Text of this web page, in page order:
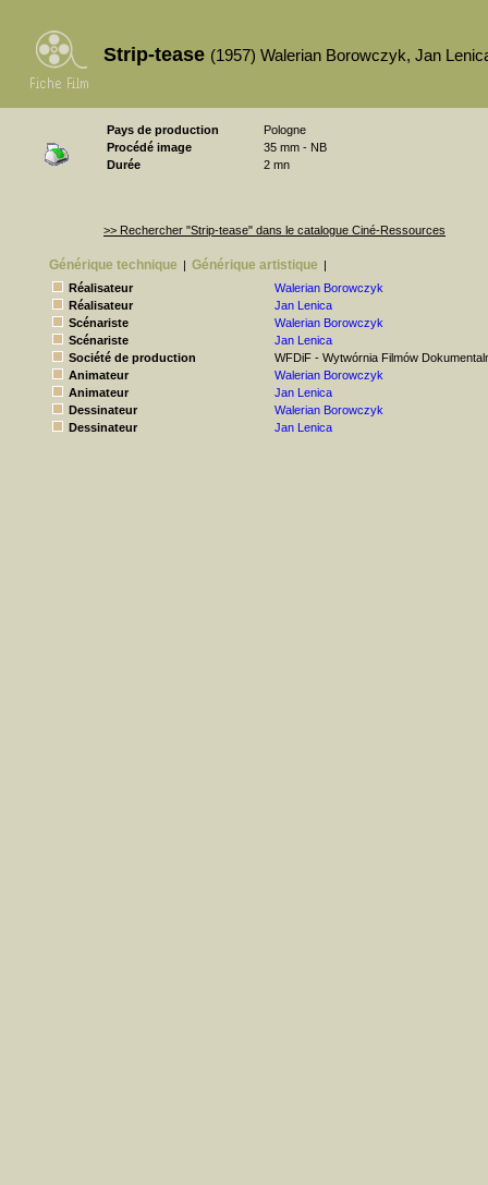
Strip-tease (1957) Walerian Borowczyk, Jan
Pays de production
Pologne
Procédé image
35 mm - NB
Durée
2 mn
>> Rechercher "Strip-tease" dans le catalogue Ciné-Ressources
Générique technique | Générique artistique |
Réalisateur
Walerian Borowczyk
Réalisateur
Jan Lenica
Scénariste
Walerian Borowczyk
Scénariste
Jan Lenica
Société de production
WFDiF - Wytwórnia Filmów
Animateur
Walerian Borowczyk
Animateur
Jan Lenica
Dessinateur
Walerian Borowczyk
Dessinateur
Jan Lenica